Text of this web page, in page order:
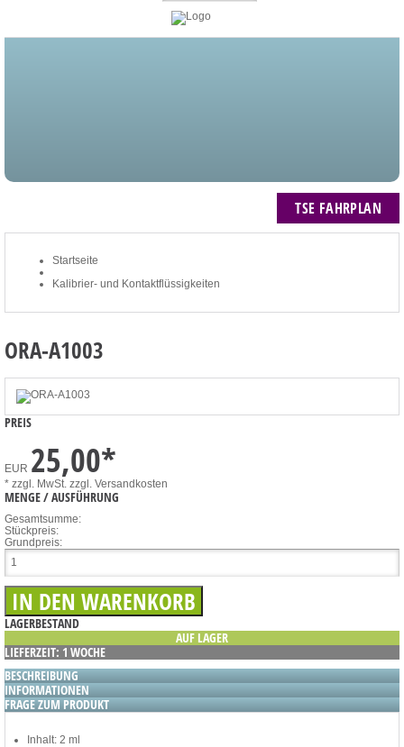
TSE FAHRPLAN
Startseite
Kalibrier- und Kontaktflüssigkeiten
ORA-A1003
PREIS
EUR 25,00*
* zzgl. MwSt. zzgl. Versandkosten
MENGE / AUSFÜHRUNG
Gesamtsumme:
Stückpreis:
Grundpreis:
LAGERBESTAND
AUF LAGER
LIEFERZEIT: 1 WOCHE
BESCHREIBUNG
INFORMATIONEN
FRAGE ZUM PRODUKT
Inhalt: 2 ml